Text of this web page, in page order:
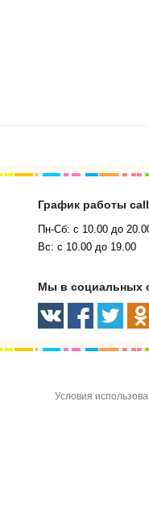
График работы
Пн-Сб: с 10.00 до
Вс: с 10.00 до 19.00
Мы в социальных
Условия